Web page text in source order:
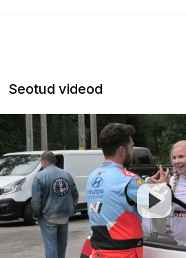
Seotud videod